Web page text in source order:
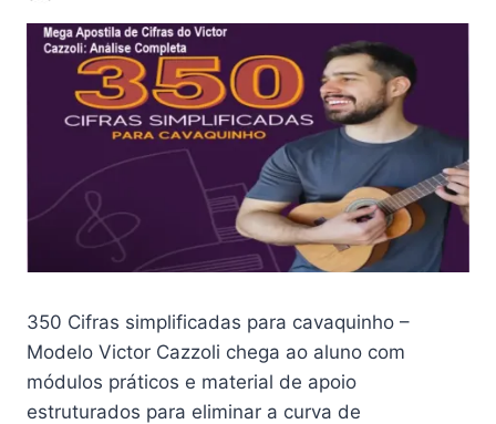
350 Cifras simplificadas para cavaquinho –
Modelo Victor Cazzoli chega ao aluno com
módulos práticos e material de apoio
estruturados para eliminar a curva de